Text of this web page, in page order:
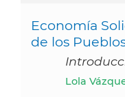
Economía
de los
Lola